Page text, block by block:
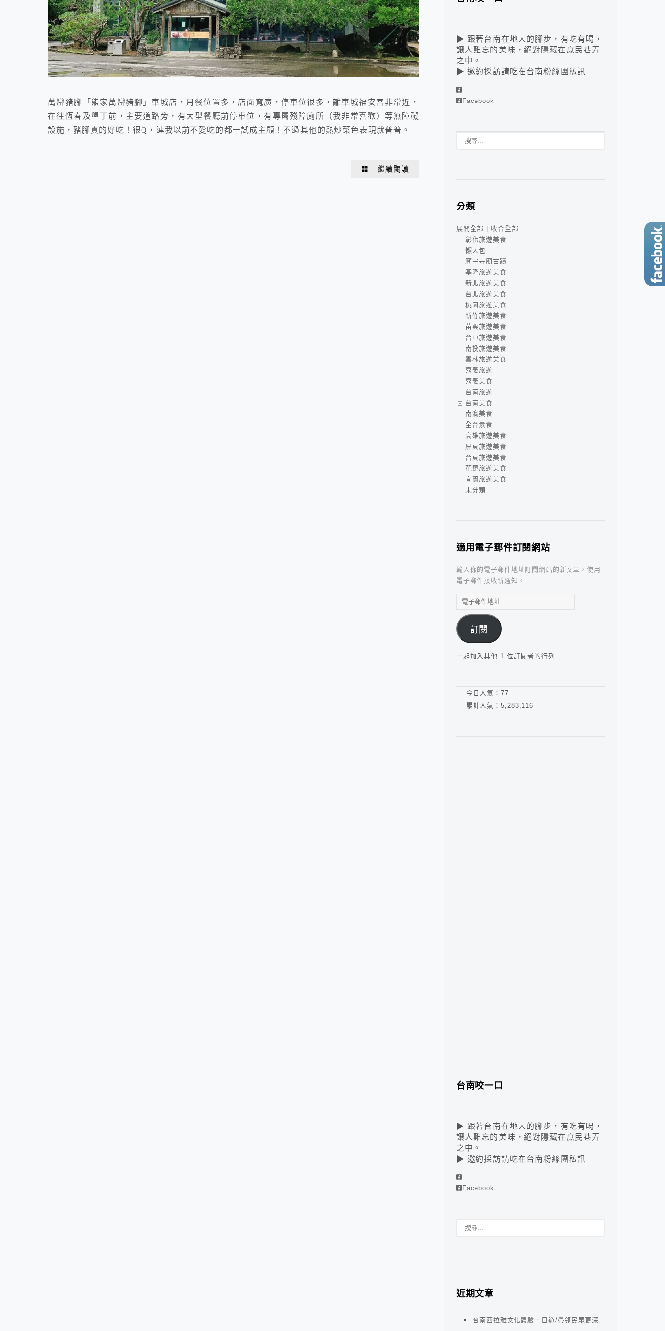
萬巒豬腳「熊家萬巒豬腳」車城店，用餐位置多，店面寬廣，停車位很多，離車城福安宮非常近，
在往恆春及墾丁前，主要道路旁，有大型餐廳前停車位，有專屬殘障廁所（我非常喜歡）等無障礙
設施，豬腳真的好吃！很Q，連我以前不愛吃的都一試成主顧！不過其他的熱炒菜色表現就普普。
繼續閱讀
▶ 跟著台南在地人的腳步，有吃有喝，
讓人難忘的美味，絕對隱藏在庶民巷弄
之中。
▶ 邀約採訪請吃在台南粉絲團私訊
Facebook
分類
展開全部
收合全部
彰化旅遊美食
懶人包
廟宇寺廟古蹟
基隆旅遊美食
新北旅遊美食
台北旅遊美食
桃園旅遊美食
新竹旅遊美食
苗栗旅遊美食
台中旅遊美食
南投旅遊美食
雲林旅遊美食
嘉義旅遊
嘉義美食
台南旅遊
台南美食
南瀛美食
全台素食
高雄旅遊美食
屏東旅遊美食
台東旅遊美食
花蓮旅遊美食
宜蘭旅遊美食
未分類
適用電子郵件訂閱網站
輸入你的電子郵件地址訂閱網站的新文章，使用
電子郵件接收新通知。
電
郵
件
地
址
訂閱
一起加入其他 1 位訂閱者的行列
今日人氣： 77
累計人氣： 5,283,116
台南咬一口
▶ 跟著台南在地人的腳步，有吃有喝，
讓人難忘的美味，絕對隱藏在庶民巷弄
之中。
▶ 邀約採訪請吃在台南粉絲團私訊
Facebook
近期文章
台南西拉雅文化體驗一日遊/帶領民眾更深